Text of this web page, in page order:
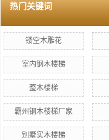
热门关键词
镂空木雕花
室内钢木楼梯
整木楼梯
霸州钢木楼梯厂家
别墅实木楼梯